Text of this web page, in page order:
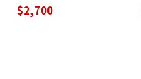
$2,700